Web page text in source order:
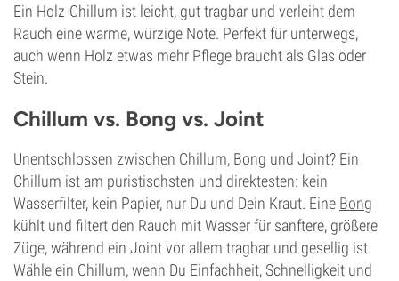
Ein Holz-Chillum ist leicht, gut tragbar und verleiht dem
Rauch eine warme, würzige Note. Perfekt für unterwegs,
auch wenn Holz etwas mehr Pflege braucht als Glas oder
Stein.
Chillum vs. Bong vs. Joint
Unentschlossen zwischen Chillum, Bong und Joint? Ein
Chillum ist am puristischsten und direktesten: kein
Wasserfilter, kein Papier, nur Du und Dein Kraut. Eine Bong
kühlt und filtert den Rauch mit Wasser für sanftere, größere
Züge, während ein Joint vor allem tragbar und gesellig ist.
Wähle ein Chillum, wenn Du Einfachheit, Schnelligkeit und